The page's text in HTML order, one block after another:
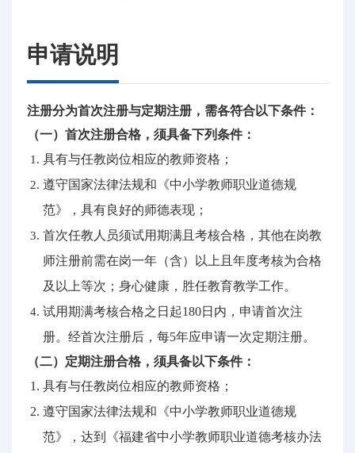
申请说明
注册分为首次注册与定期注册，需各符合以下条件：
（一）首次注册合格，须具备下列条件：
具有与任教岗位相应的教师资格；
遵守国家法律法规和《中小学教师职业道德规
范》，具有良好的师德表现；
首次任教人员须试用期满且考核合格，其他在岗教
师注册前需在岗一年（含）以上且年度考核为合格
及以上等次；身心健康，胜任教育教学工作。
试用期满考核合格之日起180日内，申请首次注
册。经首次注册后，每5年应申请一次定期注册。
（二）定期注册合格，须具备以下条件：
具有与任教岗位相应的教师资格；
遵守国家法律法规和《中小学教师职业道德规
范》，达到《福建省中小学教师职业道德考核办法